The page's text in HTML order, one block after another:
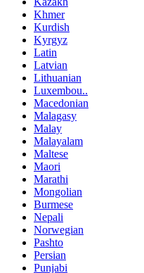
Khmer
Kurdish
Kyrgyz
Latin
Latvian
Lithuanian
Luxembou..
Macedonian
Malagasy
Malay
Malayalam
Maltese
Maori
Marathi
Mongolian
Burmese
Nepali
Norwegian
Pashto
Persian
Punjabi